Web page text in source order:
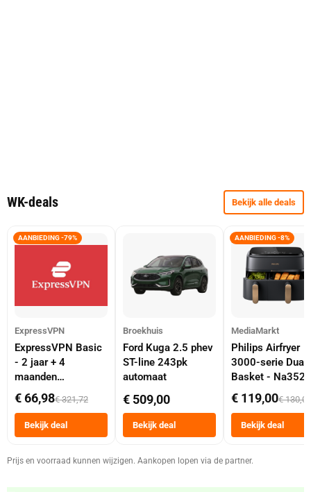
WK-deals Bekijk alle deals
AANBIEDING -79%
ExpressVPN
ExpressVPN Basic
- 2 jaar + 4
maanden
abonnement
€ 66,98€ 321,72
Bekijk deal
Broekhuis
Ford Kuga 2.5 phev
ST-line 243pk
automaat
€ 509,00
Bekijk deal
AANBIEDING -8%
MediaMarkt
Philips Airfryer
3000-serie Dual
Basket -
Dubbele Mand 9
Tot 6 Personen
Heteluchtfriteuse
Zwart
€ 119,00€ 130,00
Bekijk deal
Prijs en voorraad kunnen wijzigen. Aankopen lopen via de partner.